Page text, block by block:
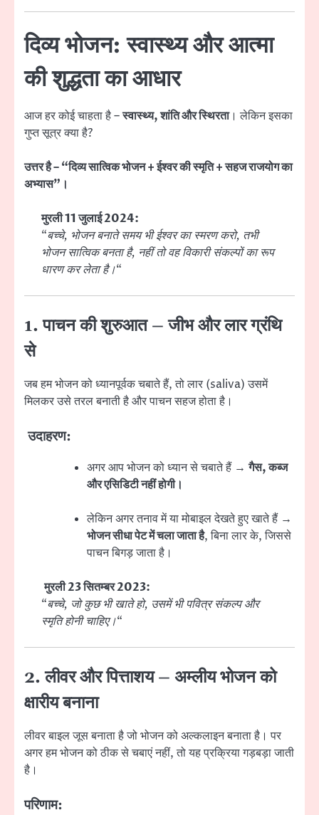
दिव्य भोजन: स्वास्थ्य और आत्मा
की शुद्धता का आधार
आज हर कोई चाहता है –स्वास्थ्य, शांति और स्थिरता। लेकिन इसका
गुप्त सूत्र क्या है?
उत्तर है – “दिव्य सात्विक भोजन + ईश्वर की स्मृति + सहज राजयोग का
अभ्यास”।
मुरली 11 जुलाई 2024:
“बच्चे, भोजन बनाते समय भी ईश्वर का स्मरण करो, तभी
भोजन सात्विक बनता है, नहीं तो वह विकारी संकल्पों का रूप
धारण कर लेता है।“
1. पाचन की शुरुआत – जीभ और लार ग्रंथि
से
जब हम भोजन को ध्यानपूर्वक चबाते हैं, तो लार (saliva) उसमें
मिलकर उसे तरल बनाती है और पाचन सहज होता है।
उदाहरण:
अगर आप भोजन को ध्यान से चबाते हैं →गैस, कब्ज
और एसिडिटी नहीं होगी।
लेकिन अगर तनाव में या मोबाइल देखते हुए खाते हैं →
भोजन सीधा पेट में चला जाता है, बिना लार के, जिससे
पाचन बिगड़ जाता है।
मुरली 23 सितम्बर 2023:
“बच्चे, जो कुछ भी खाते हो, उसमें भी पवित्र संकल्प और
स्मृति होनी चाहिए।“
2. लीवर और पित्ताशय – अम्लीय भोजन को
क्षारीय बनाना
लीवर बाइल जूस बनाता है जो भोजन को अल्कलाइन बनाता है। पर
अगर हम भोजन को ठीक से चबाएं नहीं, तो यह प्रक्रिया गड़बड़ा जाती
है।
परिणाम: